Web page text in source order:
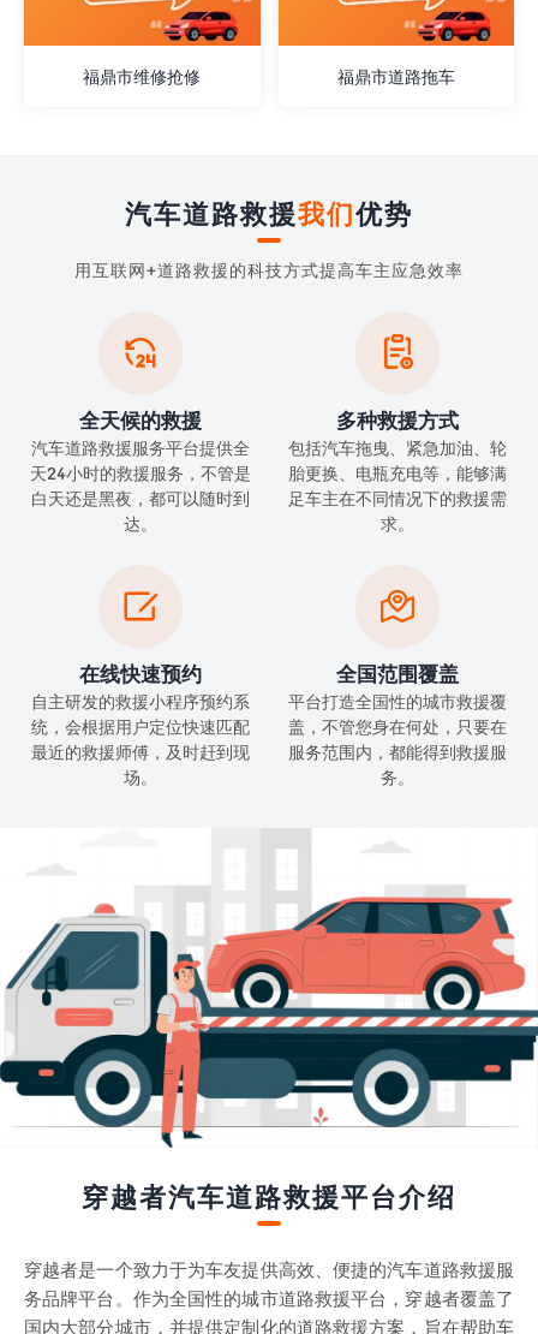
福鼎市维修抢修 福鼎市道路拖车
汽车道路救援我们优势
用互联网+道路救援的科技方式提高车主应急效率

全天候的救援
汽车道路救援服务平台提供全
天24小时的救援服务，不管是
白天还是黑夜，都可以随时到
达。

多种救援方式
包括汽车拖曳、紧急加油、轮
胎更换、电瓶充电等，能够满
足车主在不同情况下的救援需
求。

在线快速预约
自主研发的救援小程序预约系
统，会根据用户定位快速匹配
最近的救援师傅，及时赶到现
场。

全国范围覆盖
平台打造全国性的城市救援覆
盖，不管您身在何处，只要在
服务范围内，都能得到救援服
务。
穿越者汽车道路救援平台介绍
穿越者是一个致力于为车友提供高效、便捷的汽车道路救援服
务品牌平台。作为全国性的城市道路救援平台，穿越者覆盖了
国内大部分城市，并提供定制化的道路救援方案，旨在帮助车